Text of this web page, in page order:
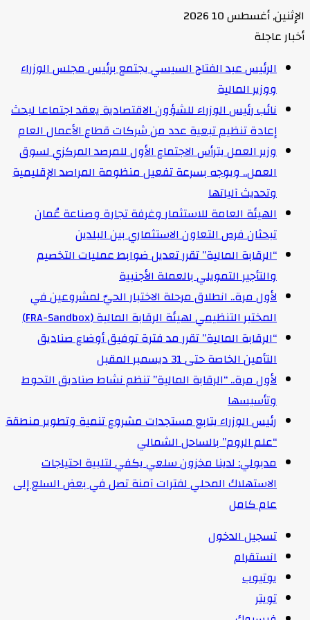
الإثنين, أغسطس 10 2026
أخبار عاجلة
الرئيس عبد الفتاح السيسي يجتمع برئيس مجلس الوزراء
ووزير المالية
نائب رئيس الوزراء للشؤون الاقتصادية يعقد اجتماعا لبحث
إعادة تنظيم تبعية عدد من شركات قطاع الأعمال العام
وزير العمل يترأس الاجتماع الأول للمرصد المركزي لسوق
العمل.. ويوجه بسرعة تفعيل منظومة المراصد الإقليمية
وتحديث آلياتها
الهيئة العامة للاستثمار وغرفة تجارة وصناعة عُمان
تبحثان فرص التعاون الاستثماري بين البلدين
“الرقابة المالية” تقرر تعديل ضوابط عمليات التخصيم
والتأجير التمويلي بالعملة الأجنبية
لأول مرة.. انطلاق مرحلة الاختبار الحيّ لمشروعين في
المختبر التنظيمي لهيئة الرقابة المالية (FRA-Sandbox)
“الرقابة المالية” تقرر مد فترة توفيق أوضاع صناديق
التأمين الخاصة حتى 31 ديسمبر المقبل
لأول مرة.. “الرقابة المالية” تنظم نشاط صناديق التحوط
وتأسيسها
رئيس الوزراء يتابع مستجدات مشروع تنمية وتطوير منطقة
“علم الروم” بالساحل الشمالي
مدبولي: لدينا مخزون سلعي يكفي لتلبية احتياجات
الاستهلاك المحلي لفترات آمنة تصل في بعض السلع إلى
عام كامل
تسجيل الدخول
انستقرام
يوتيوب
تويتر